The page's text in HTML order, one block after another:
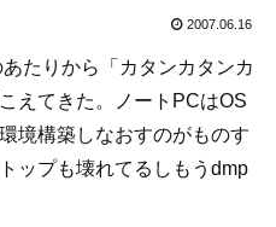
2007.06.16
たりから「カタンカタンカ
えてきた。ノートPCはOS
境構築しなおすのがものす
ップも壊れてるしもうdmp